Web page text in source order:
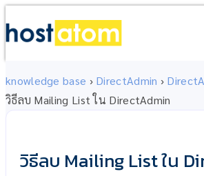
knowledge base › DirectAdmin ›
วิธีลบ Mailing List ใน DirectAdmin
วิธีลบ Mailing List ใน